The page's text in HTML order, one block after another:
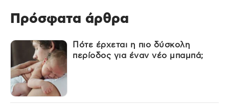
Πρόσφατα άρθρα
Πότε έρχεται η πιο δύσκολη
περίοδος για έναν νέο μπαμπά;